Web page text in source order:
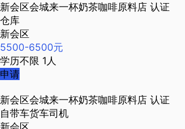
新会区会城来一杯奶茶咖啡原料店 认证
仓库
新会区
5500-6500元
学历不限 1人
申请
新会区会城来一杯奶茶咖啡原料店 认证
自带车货车司机